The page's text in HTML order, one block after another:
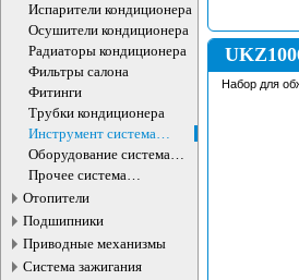
Испарители кондиционера
Осушители кондиционера
Радиаторы кондиционера
Фильтры салона
Фитинги
Трубки кондиционера
Инструмент система
кондиционирования
Оборудование система
кондиционирования
Прочее система
кондиционирования
Отопители
Подшипники
Приводные механизмы
Система зажигания
Набор для